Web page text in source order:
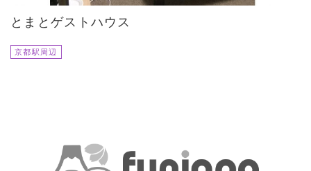
とまとゲストハウス
京都駅周辺